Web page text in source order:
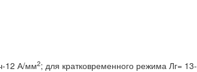
12 А/мм2; для кратковременного режима Лг= 13-